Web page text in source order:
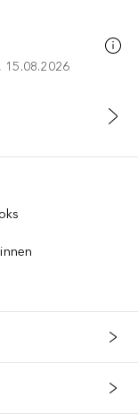
15.08.2026